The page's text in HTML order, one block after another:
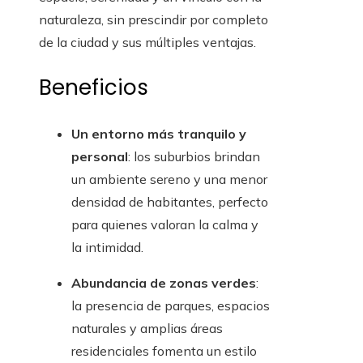
naturaleza, sin prescindir por completo
de la ciudad y sus múltiples ventajas.
Beneficios
Un entorno más tranquilo y
personal: los suburbios brindan
un ambiente sereno y una menor
densidad de habitantes, perfecto
para quienes valoran la calma y
la intimidad.
Abundancia de zonas verdes:
la presencia de parques, espacios
naturales y amplias áreas
residenciales fomenta un estilo